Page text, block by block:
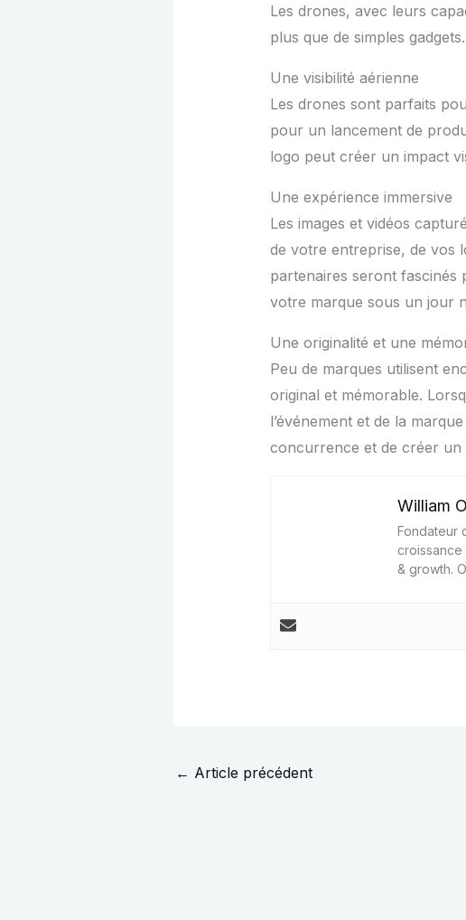
Les drones, avec leurs
plus que de simples
Une visibilité aérienne
Les drones sont parfaits
pour un lancement de
logo peut créer un impact
Une expérience immersive
Les images et vidéos
de votre entreprise, de vos
partenaires seront fascinés
votre marque sous un jour
Une originalité et une
Peu de marques utilisent
original et mémorable.
l’événement et de la
concurrence et de créer
William
Fondateur
& growth.
← Article précédent